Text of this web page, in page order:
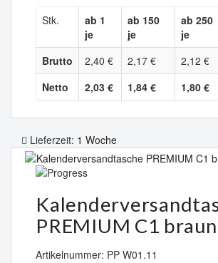
Stk.
ab 1
je
ab 150
je
ab 250
je
Brutto
2,40 € 2,17 € 2,12 €
Netto
2,03 € 1,84 € 1,80 €
Lieferzeit: 1 Woche
PREMIUM C1 braun
Artikelnummer: PP W01.11